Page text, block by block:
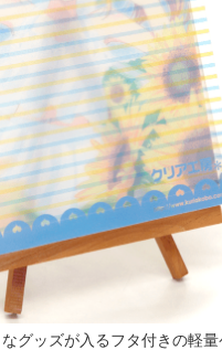
グッズが入るフタ付きの軽量